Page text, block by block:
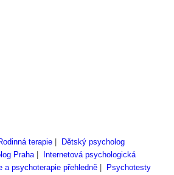
terapie|
Dětský psycholog
Praha|
Internetová psychologická
a psychoterapie přehledně|
Psychotesty